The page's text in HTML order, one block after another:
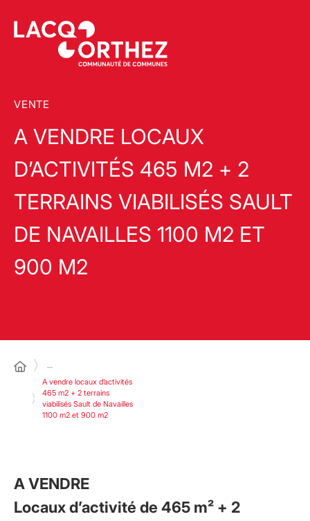
VENTE
A VENDRE LOCAUX
D’ACTIVITÉS 465 M2 + 2
TERRAINS VIABILISÉS SAULT
DE NAVAILLES 1100 M2 ET
900 M2
…
A vendre locaux d’activités
465 m2 + 2 terrains
viabilisés Sault de Navailles
1100 m2 et 900 m2
A VENDRE
Locaux d’activité de 465 m² + 2